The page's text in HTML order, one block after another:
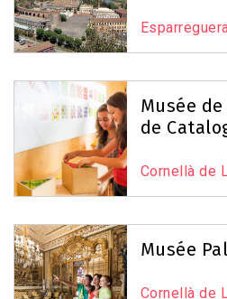
Musée
de
Cornellà de
Musée
Cornellà de